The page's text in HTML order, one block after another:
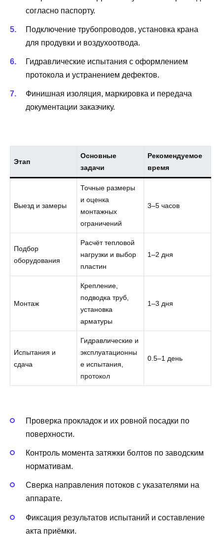
согласно паспорту.
Подключение трубопроводов, установка крана
для продувки и воздухоотвода.
Гидравлические испытания с оформлением
протокола и устранением дефектов.
Финишная изоляция, маркировка и передача
документации заказчику.
Этап
Основные
задачи
Рекомендуемое
время
Выезд и замеры
Точные размеры
и оценка
монтажных
ограничений
3–5 часов
Подбор
оборудования
Расчёт тепловой
нагрузки и выбор
пластин
1–2 дня
Монтаж
Крепление,
подводка труб,
установка
арматуры
1–3 дня
Испытания и
сдача
Гидравлические и
эксплуатационны
е испытания,
протокол
0.5–1 день
Проверка прокладок и их ровной посадки по
поверхности.
Контроль момента затяжки болтов по заводским
нормативам.
Сверка направления потоков с указателями на
аппарате.
Фиксация результатов испытаний и составление
акта приёмки.